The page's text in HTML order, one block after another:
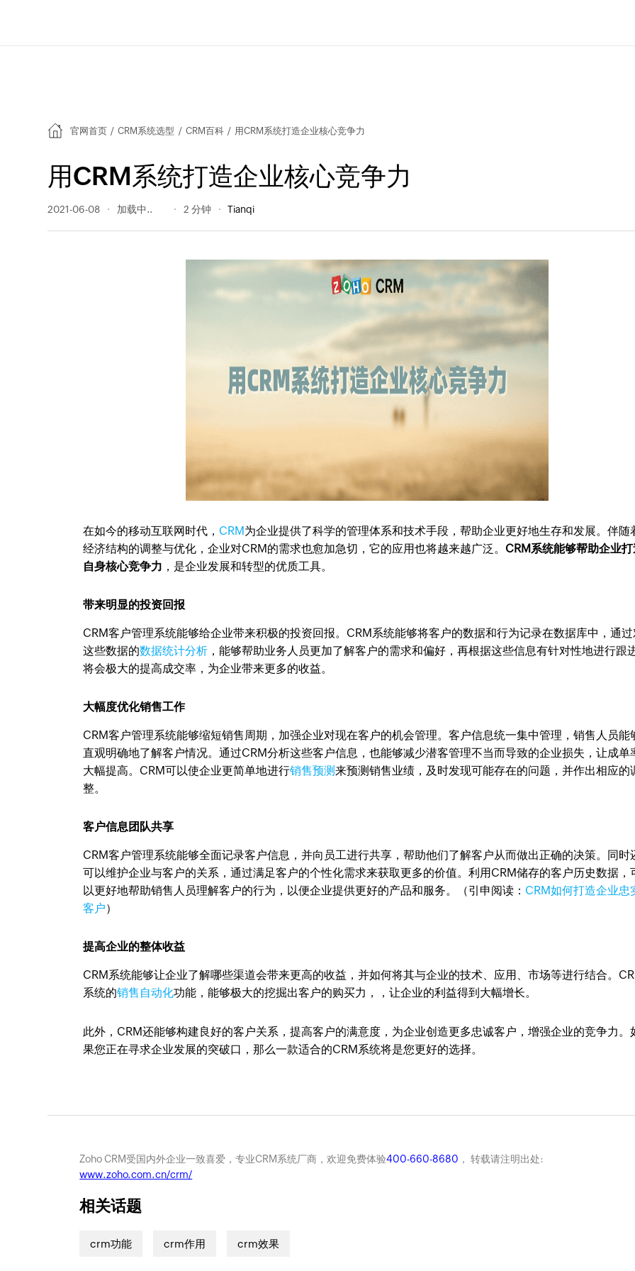
官网首页 / CRM系统选型 / CRM百科 / 用CRM系统打造企业核心竞争力
用CRM系统打造企业核心竞争力
2021-06-08 363 阅读量 2 分钟 Tianqi
在如今的移动互联网时代， CRM为企业提供了科学的管理体系和技术手段，帮助企业更好地生存和发展。伴随
经济结构的调整与优化，企业对CRM的需求也愈加急切，它的应用也将越来越广泛。 CRM系统能够帮助企业
自身核心竞争力 ，是企业发展和转型的优质工具。
带来明显的投资回报
CRM客户管理系统能够给企业带来积极的投资回报。CRM系统能够将客户的数据和行为记录在数据库中，通
这些数据的数据统计分析 ，能够帮助业务人员更加了解客户的需求和偏好，再根据这些信息有针对性地进行跟
将会极大的提高成交率，为企业带来更多的收益。
大幅度优化销售工作
CRM客户管理系统能够缩短销售周期，加强企业对现在客户的机会管理。客户信息统一集中管理，销售人员能
直观明确地了解客户情况。通过CRM分析这些客户信息，也能够减少潜客管理不当而导致的企业损失，让成单
大幅提高。CRM可以使企业更简单地进行销售预测来预测销售业绩，及时发现可能存在的问题，并作出相应的
整。
客户信息团队共享
CRM客户管理系统能够全面记录客户信息，并向员工进行共享，帮助他们了解客户从而做出正确的决策。同时
可以维护企业与客户的关系，通过满足客户的个性化需求来获取更多的价值。利用CRM储存的客户历史数据，
以更好地帮助销售人员理解客户的行为，以便企业提供更好的产品和服务。（引申阅读： CRM如何打造企业忠
客户）
提高企业的整体收益
CRM系统能够让企业了解哪些渠道会带来更高的收益，并如何将其与企业的技术、应用、市场等进行结合。
系统的销售自动化功能，能够极大的挖掘出客户的购买力，，让企业的利益得到大幅增长。
此外，CRM还能够构建良好的客户关系，提高客户的满意度，为企业创造更多忠诚客户，增强企业的竞争力。
果您正在寻求企业发展的突破口，那么一款适合的CRM系统将是您更好的选择。
Zoho CRM受国内外企业一致喜爱，专业CRM系统厂商，欢迎免费体验400-660-8680 ， 转载请注明出处:
www.zoho.com.cn/crm/
相关话题
crm功能 crm作用 crm效果